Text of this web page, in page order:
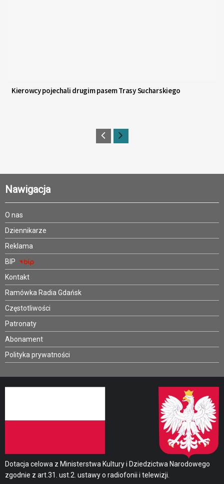
Kierowcy pojechali drugim pasem Trasy Sucharskiego
Nawigacja
O nas
Dziennikarze
Reklama
BIP
Kontakt
Ramówka Radia Gdańsk
Częstotliwości
Patronaty
Abonament
Polityka prywatności
Dotacja celowa z Ministerstwa Kultury i Dziedzictwa Narodowego
zgodnie z art.31. ust.2. ustawy o radiofonii i telewizji.